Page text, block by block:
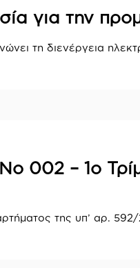
για την
τη διενέργεια
002 – 1ο
της υπ’ αρ.